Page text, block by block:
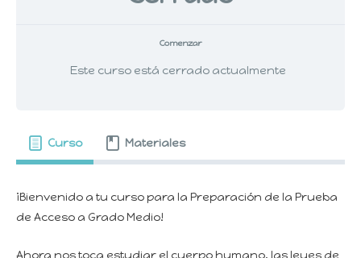
Comenzar
Este curso está cerrado actualmente
Curso Materiales
¡Bienvenido a tu curso para la Preparación de la Prueba
de Acceso a Grado Medio!